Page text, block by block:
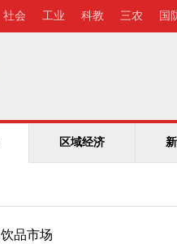
社会 工业 科教 三农 国
区域经济
品市场